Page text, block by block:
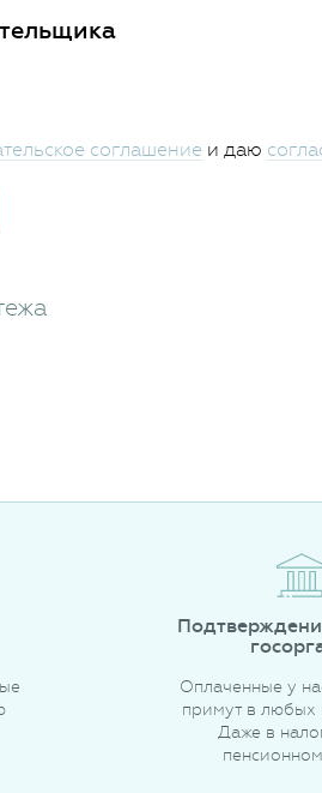
соглашение и даю
Оплаченные у
примут в любых
Даже в